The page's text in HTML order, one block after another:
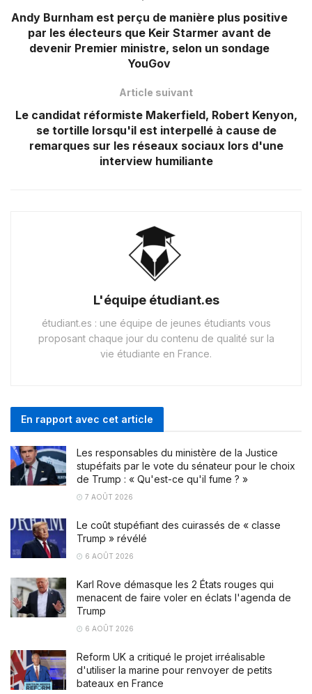
Andy Burnham est perçu de manière plus positive
par les électeurs que Keir Starmer avant de
devenir Premier ministre, selon un sondage
YouGov
Article suivant
Le candidat réformiste Makerfield, Robert Kenyon,
se tortille lorsqu'il est interpellé à cause de
remarques sur les réseaux sociaux lors d'une
interview humiliante
L'équipe étudiant.es
étudiant.es : une équipe de jeunes étudiants vous
proposant chaque jour du contenu de qualité sur la
vie étudiante en France.
En rapport avec cet article
Les responsables du ministère de la Justice
stupéfaits par le vote du sénateur pour le choix
de Trump : « Qu'est-ce qu'il fume ? »
7 AOÛT 2026
Le coût stupéfiant des cuirassés de « classe
Trump » révélé
6 AOÛT 2026
Karl Rove démasque les 2 États rouges qui
menacent de faire voler en éclats l'agenda de
Trump
6 AOÛT 2026
Reform UK a critiqué le projet irréalisable
d'utiliser la marine pour renvoyer de petits
bateaux en France